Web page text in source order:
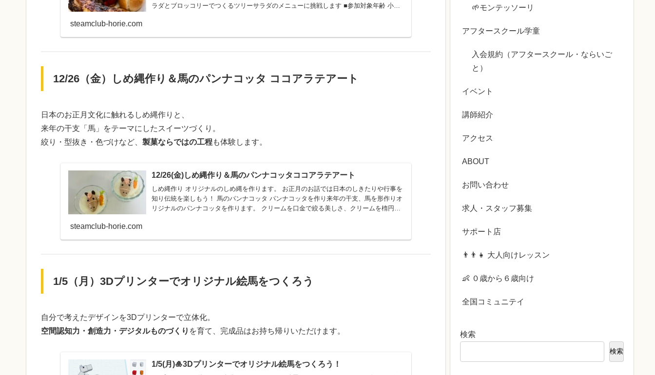
ラダとブロッコリーでつくるツリーサラダのメニューに挑戦します ■参加対象年齢 小学
steamclub-horie.com
12/26（金）しめ縄作り＆馬のパンナコッタ ココアラテアート
日本のお正月文化に触れるしめ縄作りと、
来年の干支「馬」をテーマにしたスイーツづくり。
絞り・型抜き・色づけなど、 製菓ならではの工程も体験します。
12/26(金)しめ縄作り＆馬のパンナコッタココアラテアート
しめ縄作り オリジナルのしめ縄を作ります。 お正月のお話では日本のしきたりや行事を
知り伝統を楽しもう！ 馬のパンナコッタ パンナコッタを作り来年の干支、馬を形作りオ
リジナルのパンナコッタを作ります。 クリームを口金で絞る美しさ、クリームを楕円に
steamclub-horie.com
1/5（月）3Dプリンターでオリジナル絵馬をつくろう
自分で考えたデザインを3Dプリンターで立体化。
空間認知力・創造力・デジタルものづくり を育て、完成品はお持ち帰りいただけます。
1/5(月)🎍3Dプリンターでオリジナル絵馬をつくろう！
🌱モンテッソーリ
アフタースクール学童
入会規約（アフタースクール・ならいご
と）
イベント
講師紹介
アクセス
ABOUT
お問い合わせ
求人・スタッフ募集
サポート店
👨‍👨‍👧 大人向けレッスン
👶 ０歳から６歳向け
全国コミュニテイ
検索
検索